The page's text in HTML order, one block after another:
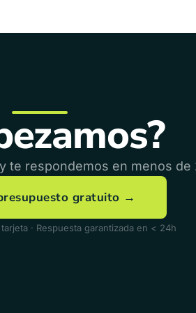
te respondemos en menos de
gratuito →
· Respuesta garantizada en < 24h